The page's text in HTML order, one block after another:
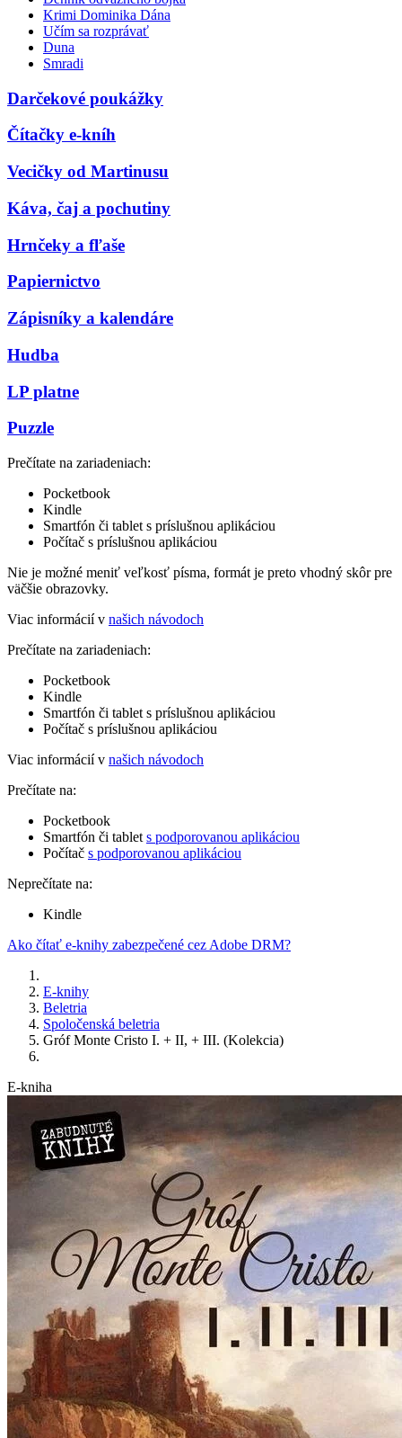
Krimi Dominika Dána
Učím sa rozprávať
Duna
Smradi
Darčekové poukážky
Čítačky e-kníh
Vecičky od Martinusu
Káva, čaj a pochutiny
Hrnčeky a fľaše
Papiernictvo
Zápisníky a kalendáre
Hudba
LP platne
Puzzle
Prečítate na zariadeniach:
Pocketbook
Kindle
Smartfón či tablet s príslušnou aplikáciou
Počítač s príslušnou aplikáciou
Nie je možné meniť veľkosť písma, formát je preto vhodný skôr pre
väčšie obrazovky.
Viac informácií v našich návodoch
Prečítate na zariadeniach:
Pocketbook
Kindle
Smartfón či tablet s príslušnou aplikáciou
Počítač s príslušnou aplikáciou
Viac informácií v našich návodoch
Prečítate na:
Pocketbook
Smartfón či tablet s podporovanou aplikáciou
Počítač s podporovanou aplikáciou
Neprečítate na:
Kindle
Ako čítať e-knihy zabezpečené cez Adobe DRM?
E-knihy
Beletria
Spoločenská beletria
Gróf Monte Cristo I. + II, + III. (Kolekcia)
E-kniha